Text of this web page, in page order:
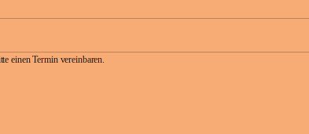
einen Termin vereinbaren.